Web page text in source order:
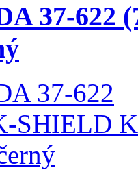
37-622